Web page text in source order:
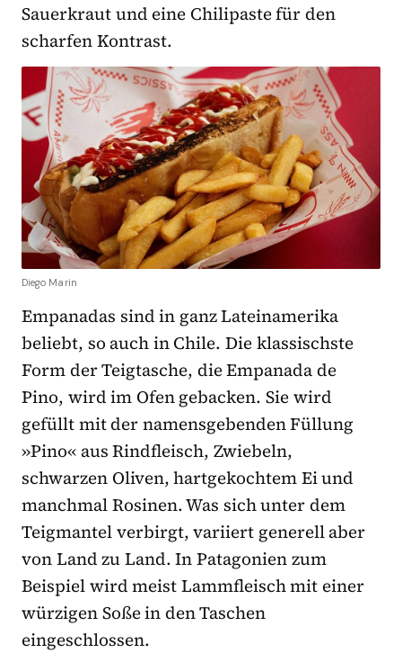
Sauerkraut und eine Chilipaste für den
scharfen Kontrast.
Diego Marin
Empanadas sind in ganz Lateinamerika
beliebt, so auch in Chile. Die klassischste
Form der Teigtasche, die Empanada de
Pino, wird im Ofen gebacken. Sie wird
gefüllt mit der namensgebenden Füllung
»Pino« aus Rindfleisch, Zwiebeln,
schwarzen Oliven, hartgekochtem Ei und
manchmal Rosinen. Was sich unter dem
Teigmantel verbirgt, variiert generell aber
von Land zu Land. In Patagonien zum
Beispiel wird meist Lammfleisch mit einer
würzigen Soße in den Taschen
eingeschlossen.­